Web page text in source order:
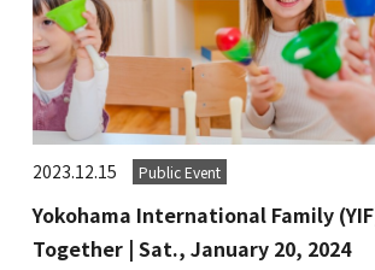
2023.12.15 Public Event
Yokohama International Family
Together | Sat., January 20, 2024